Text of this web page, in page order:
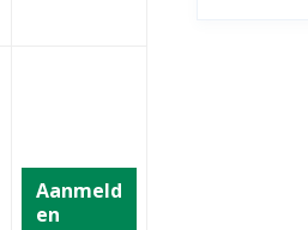
Aanmeld
en